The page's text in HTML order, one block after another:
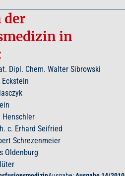
der
in
Dipl. Chem. Walter Sibrowski
Henschler
c. Erhard Seifried
Schrezenmeier
Oldenburg